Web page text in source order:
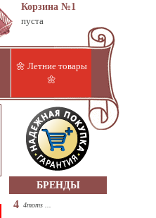
Корзина №1
пуста
🌼 Летние товары
🌼
БРЕНДЫ
4 4moms ...